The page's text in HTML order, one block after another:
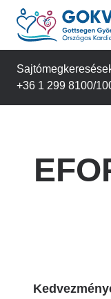
Ugrás
tartalomra
+36 1 299 8100/